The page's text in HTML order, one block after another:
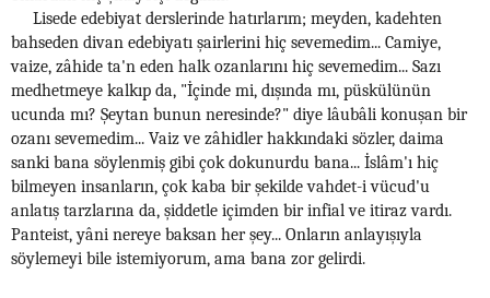
Lisede edebiyat derslerinde hatırlarım; meyden, kadehten
bahseden divan edebiyatı şairlerini hiç sevemedim... Camiye,
vaize, zâhide ta'n eden halk ozanlarını hiç sevemedim... Sazı
medhetmeye kalkıp da, "İçinde mi, dışında mı, püskülünün
ucunda mı? Şeytan bunun neresinde?" diye lâubâli konuşan bir
ozanı sevemedim... Vaiz ve zâhidler hakkındaki sözler, daima
sanki bana söylenmiş gibi çok dokunurdu bana... İslâm'ı hiç
bilmeyen insanların, çok kaba bir şekilde vahdet-i vücud'u
anlatış tarzlarına da, şiddetle içimden bir infial ve itiraz vardı.
Panteist, yâni nereye baksan her şey... Onların anlayışıyla
söylemeyi bile istemiyorum, ama bana zor gelirdi.